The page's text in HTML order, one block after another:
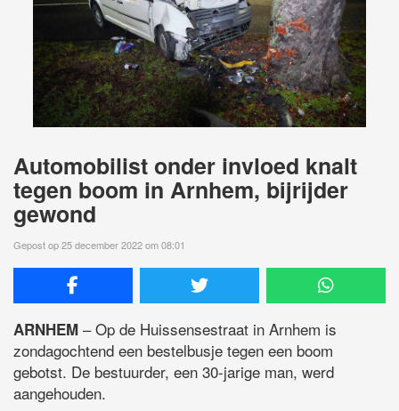
Automobilist onder invloed knalt
tegen boom in Arnhem, bijrijder
gewond
Gepost op 25 december 2022 om 08:01
ARNHEM –Op de Huissensestraat in Arnhem is
zondagochtend een bestelbusje tegen een boom
gebotst. De bestuurder, een 30-jarige man, werd
aangehouden.